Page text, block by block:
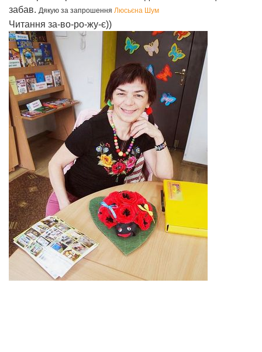
забав. Дякую за запрошення Люсьєна Шум
Читання за-во-ро-жу-є))